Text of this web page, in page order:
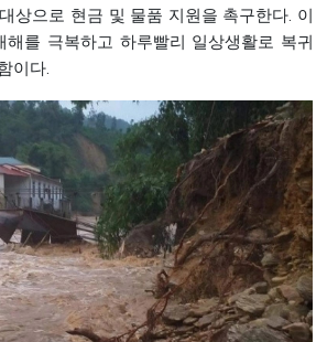
상으로 현금 및 물품 지원을 촉구한다. 이
해를 극복하고 하루빨리 일상생활로 복귀
이다.